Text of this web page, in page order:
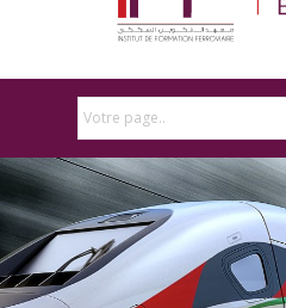
Votre page..